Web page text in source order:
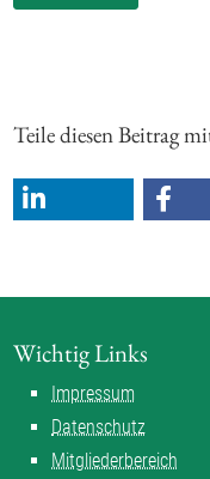
Teile diesen Beitrag
Wichtig Links
Impressum
Datenschutz
Mitgliederbereich